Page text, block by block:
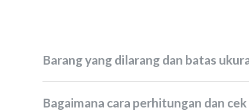
Barang yang dilarang dan batas
Bagaimana cara perhitungan dan